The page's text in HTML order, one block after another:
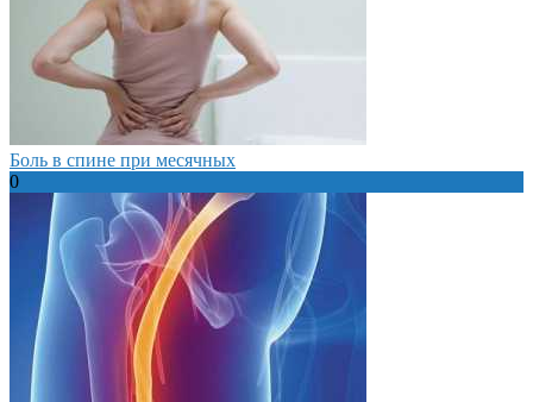
Боль в спине при месячных
0